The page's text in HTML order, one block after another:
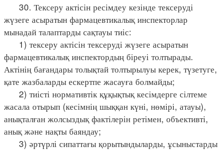
30. Тексеру актісін ресімдеу кезінде тексеруді
жүзеге асыратын фармацевтикалық инспекторлар
мынадай талаптарды сақтауы тиіс:
1) тексеру актісін тексеруді жүзеге асыратын
фармацевтикалық инспектордың біреуі толтырады.
Актінің бағандары толықтай толтырылуы керек, түзетуге,
қате жазбаларды ескертпе жасауға болмайды;
2) тиісті нормативтік құқықтық кесімдерге сілтеме
жасала отырып (кесімнің шыққан күні, нөмірі, атауы),
анықталған жолсыздық фактілерін ретімен, объективті,
анық және нақты баяндау;
3) әртүрлі сипаттағы қорытындыларды, ұсыныстарды